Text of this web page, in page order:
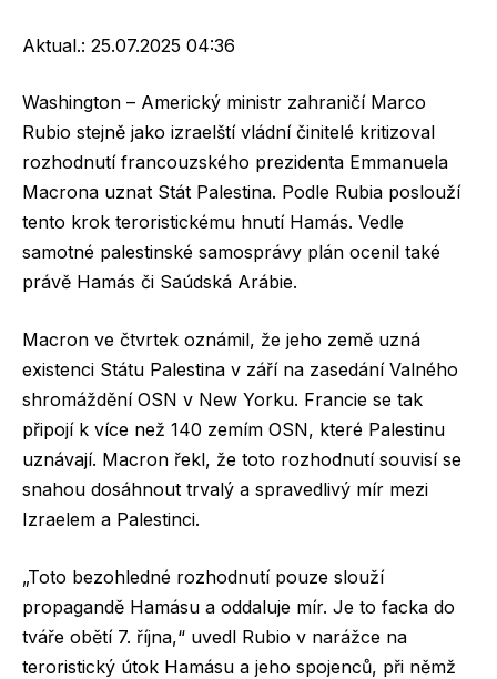
Aktual.: 25.07.2025 04:36
Washington – Americký ministr zahraničí Marco
Rubio stejně jako izraelští vládní činitelé kritizoval
rozhodnutí francouzského prezidenta Emmanuela
Macrona uznat Stát Palestina. Podle Rubia poslouží
tento krok teroristickému hnutí Hamás. Vedle
samotné palestinské samosprávy plán ocenil také
právě Hamás či Saúdská Arábie.
Macron ve čtvrtek oznámil, že jeho země uzná
existenci Státu Palestina v září na zasedání Valného
shromáždění OSN v New Yorku. Francie se tak
připojí k více než 140 zemím OSN, které Palestinu
uznávají. Macron řekl, že toto rozhodnutí souvisí se
snahou dosáhnout trvalý a spravedlivý mír mezi
Izraelem a Palestinci.
„Toto bezohledné rozhodnutí pouze slouží
propagandě Hamásu a oddaluje mír. Je to facka do
tváře obětí 7. října,“ uvedl Rubio v narážce na
teroristický útok Hamásu a jeho spojenců, při němž